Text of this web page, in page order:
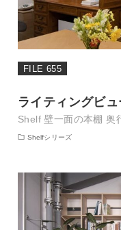
FILE 655
ライティングビ
Shelf 壁一面の本棚 奥
Shelfシリーズ